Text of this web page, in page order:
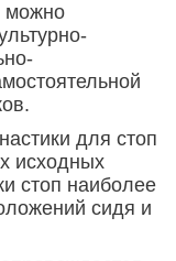
можно
для стоп
исходных
стоп наиболее
сидя и